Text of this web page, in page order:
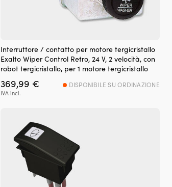
Interruttore / contatto per motore tergicristallo
Exalto Wiper Control Retro, 24 V, 2 velocità, con
robot tergicristallo, per 1 motore tergicristallo
369,99 €
IVA incl.
DISPONIBILE SU ORDINAZIONE